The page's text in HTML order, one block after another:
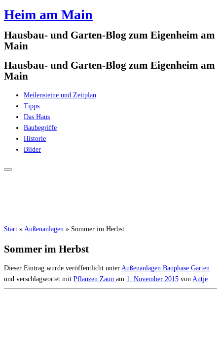
Zum
springen
Heim am Main
Hausbau- und Garten-Blog zum Eigenheim am
Main
Hausbau- und Garten-Blog zum Eigenheim am
Main
Meilensteine und Zeitplan
Tipps
Das Haus
Baubegriffe
Historie
Bilder
Start » Außenanlagen » Sommer im Herbst
Sommer im Herbst
Dieser Eintrag wurde veröffentlicht unter Außenanlagen Bauphase Garten
und verschlagwortet mit Pflanzen Zaun am 1. November 2015 von Antje